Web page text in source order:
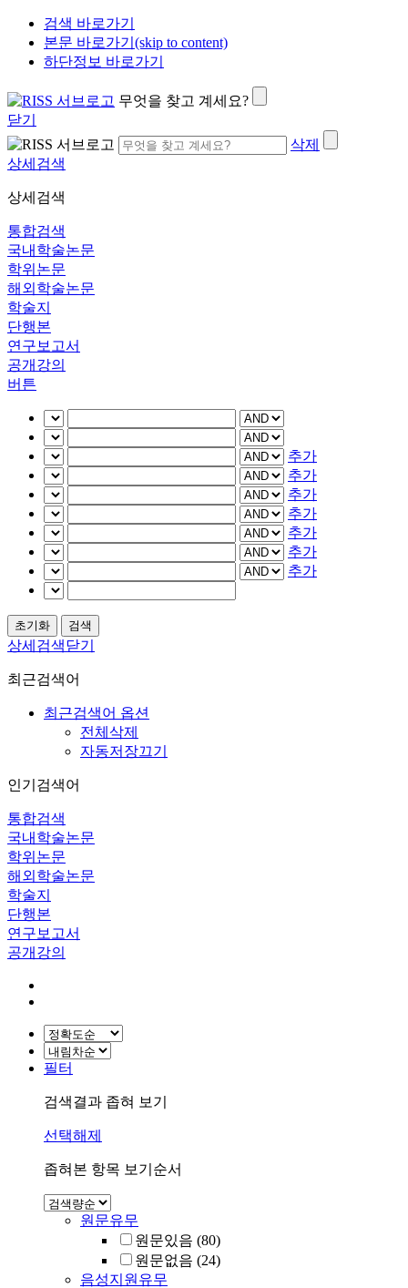
검색 바로가기
본문 바로가기(skip to content)
하단정보 바로가기
무엇을 찾고 계세요?
닫기
삭제
상세검색
상세검색
통합검색
국내학술논문
학위논문
해외학술논문
학술지
단행본
연구보고서
공개강의
버튼
추가
추가
추가
추가
추가
추가
추가
상세검색닫기
최근검색어
최근검색어 옵션
전체삭제
자동저장끄기
인기검색어
통합검색
국내학술논문
학위논문
해외학술논문
학술지
단행본
연구보고서
공개강의
필터
검색결과 좁혀 보기
선택해제
좁혀본 항목 보기순서
원문유무
원문있음 (80)
원문없음 (24)
음성지원유무